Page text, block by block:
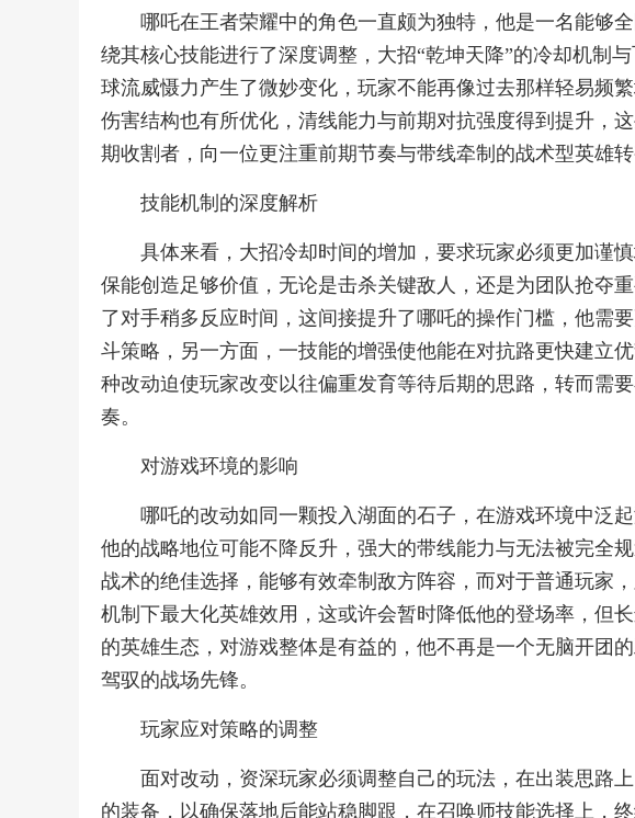
哪吒在王者荣耀中的角色一直颇为独特，他是一名能够
绕其核心技能进行了深度调整，大招“乾坤天降”的冷却机制
球流威慑力产生了微妙变化，玩家不能再像过去那样轻易频
伤害结构也有所优化，清线能力与前期对抗强度得到提升，
期收割者，向一位更注重前期节奏与带线牵制的战术型英雄转
技能机制的深度解析
具体来看，大招冷却时间的增加，要求玩家必须更加谨
保能创造足够价值，无论是击杀关键敌人，还是为团队抢夺
了对手稍多反应时间，这间接提升了哪吒的操作门槛，他需
斗策略，另一方面，一技能的增强使他能在对抗路更快建立
种改动迫使玩家改变以往偏重发育等待后期的思路，转而需
奏。
对游戏环境的影响
哪吒的改动如同一颗投入湖面的石子，在游戏环境中泛
他的战略地位可能不降反升，强大的带线能力与无法被完全
战术的绝佳选择，能够有效牵制敌方阵容，而对于普通玩家
机制下最大化英雄效用，这或许会暂时降低他的登场率，但
的英雄生态，对游戏整体是有益的，他不再是一个无脑开团
驾驭的战场先锋。
玩家应对策略的调整
面对改动，资深玩家必须调整自己的玩法，在出装思路
的装备，以确保落地后能站稳脚跟，在召唤师技能选择上，